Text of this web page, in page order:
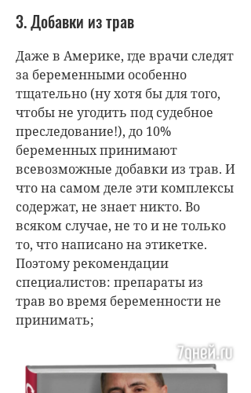
3. Добавки из трав
Даже в Америке, где врачи следят
за беременными особенно
тщательно (ну хотя бы для того,
чтобы не угодить под судебное
преследование!), до 10%
беременных принимают
всевозможные добавки из трав. И
что на самом деле эти комплексы
содержат, не знает никто. Во
всяком случае, не то и не только
то, что написано на этикетке.
Поэтому рекомендации
специалистов: препараты из
трав во время беременности не
принимать;